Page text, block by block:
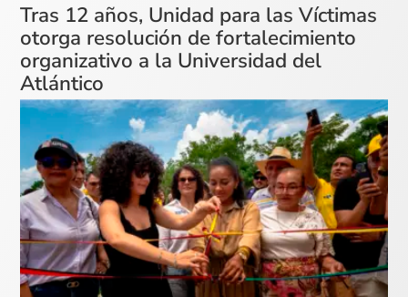
Tras 12 años, Unidad para las Víctimas
otorga resolución de fortalecimiento
organizativo a la Universidad del
Atlántico